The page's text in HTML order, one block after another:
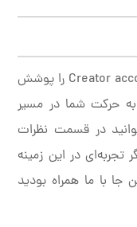
در این مقاله تلاش کردیم سیر تا پیاز Creator account را پوشش
به حرکت شما در مسیر
در قسمت نظرات
تجربه‌ای در این زمینه
جا با ما همراه بودید